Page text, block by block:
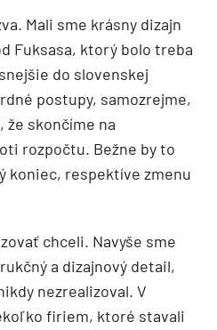
Mali sme krásny dizajn
Fuksasa, ktorý bolo treba
do slovenskej
postupy, samozrejme,
že skončíme na
rozpočtu. Bežne by to
koniec, respektíve zmenu
chceli. Navyše sme
a dizajnový detail,
nezrealizoval. V
firiem, ktoré stavali